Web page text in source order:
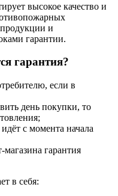
высокое качество и
и
гарантии.
гарантия?
если в
день покупки, то
с момента начала
магазина гарантия
в себя: